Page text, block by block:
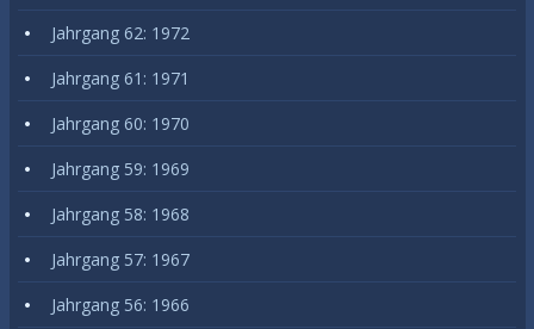
Jahrgang 62: 1972
Jahrgang 61: 1971
Jahrgang 60: 1970
Jahrgang 59: 1969
Jahrgang 58: 1968
Jahrgang 57: 1967
Jahrgang 56: 1966